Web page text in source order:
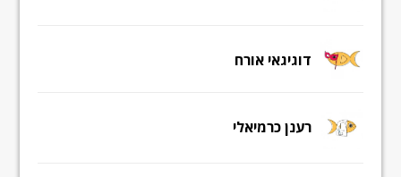
דוגיגאי אורח
רענן כרמיאלי